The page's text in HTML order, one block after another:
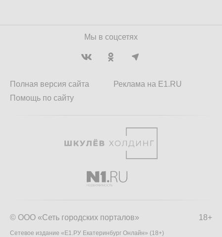
Мы в соцсетях
Полная версия сайта
Помощь по сайту
Реклама на E1.RU
18+
© ООО «Сеть городских порталов»
Сетевое издание «Е1.РУ Екатеринбург Онлайн» (18+)